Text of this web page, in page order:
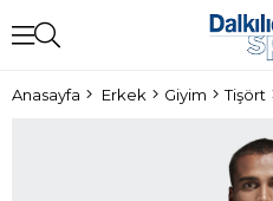
Anasayfa Erkek Giyim Tişört